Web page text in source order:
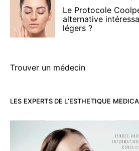
Le Protocole
alternative
légers ?
Trouver un médecin
LES EXPERTS DE L’ESTHETIQUE